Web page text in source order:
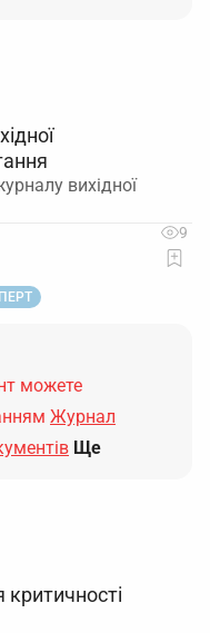
вихідної
9
можете
Журнал
Ще